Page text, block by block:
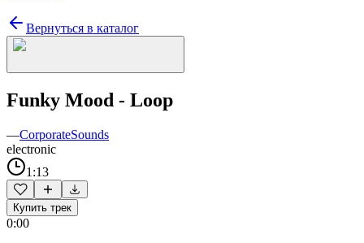
Вернуться в каталог
Funky Mood - Loop
—CorporateSounds
electronic
1:13
Купить трек
0:00